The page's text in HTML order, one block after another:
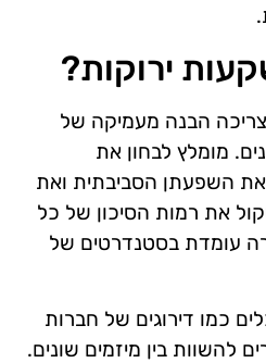
ירוקות?
הבנה מעמיקה של
מומלץ לבחון את
השפעתן הסביבתית ואת
את רמות הסיכון של כל
עומדת בסטנדרטים של
כמו דירוגים של חברות
להשוות בין מיזמים שונים.